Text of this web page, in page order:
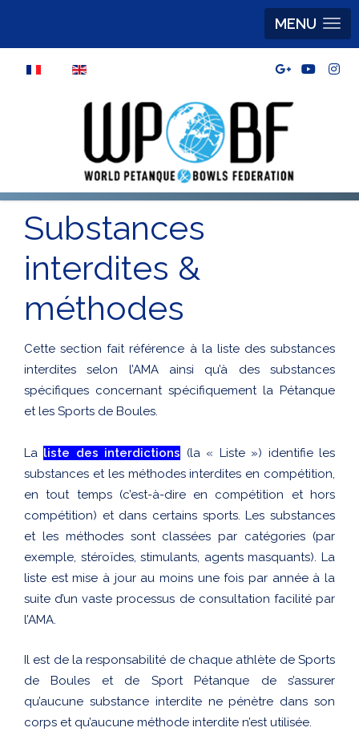
MENU
Substances
interdites &
méthodes
Cette section fait référence à la liste des substances
interdites selon l’AMA ainsi qu’à des substances
spécifiques concernant spécifiquement la Pétanque
et les Sports de Boules.
La liste des interdictions (la « Liste ») identifie les
substances et les méthodes interdites en compétition,
en tout temps (c’est-à-dire en compétition et hors
compétition) et dans certains sports. Les substances
et les méthodes sont classées par catégories (par
exemple, stéroïdes, stimulants, agents masquants). La
liste est mise à jour au moins une fois par année à la
suite d’un vaste processus de consultation facilité par
l’AMA.
Il est de la responsabilité de chaque athlète de Sports
de Boules et de Sport Pétanque de s’assurer
qu’aucune substance interdite ne pénètre dans son
corps et qu’aucune méthode interdite n’est utilisée.